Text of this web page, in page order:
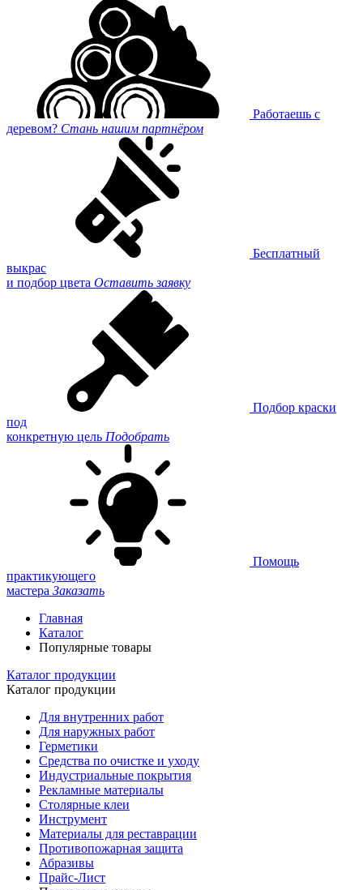
Работаешь с
деревом? Стань нашим партнёром
Бесплатный
выкрас
и подбор цвета Оставить заявку
Подбор краски
под
конкретную цель Подобрать
Помощь
практикующего
мастера Заказать
Главная
Каталог
Популярные товары
Каталог продукции
Каталог продукции
Для внутренних работ
Для наружных работ
Герметики
Средства по очистке и уходу
Индустриальные покрытия
Рекламные материалы
Столярные клеи
Инструмент
Материалы для реставрации
Противопожарная защита
Абразивы
Прайс-Лист